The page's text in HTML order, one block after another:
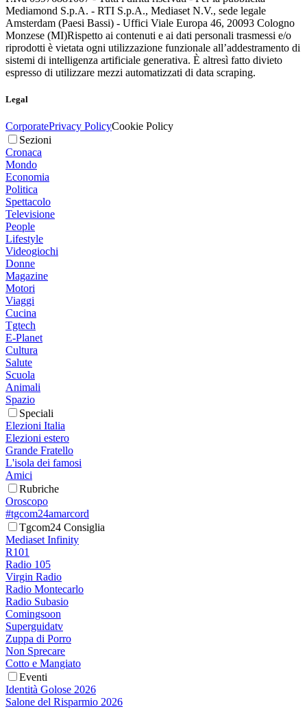
Mediamond S.p.A. - RTI S.p.A., Mediaset N.V., sede legale
Amsterdam (Paesi Bassi) - Uffici Viale Europa 46, 20093 Cologno
Monzese (MI)Rispetto ai contenuti e ai dati personali trasmessi e/o
riprodotti è vietata ogni utilizzazione funzionale all’addestramento di
sistemi di intelligenza artificiale generativa. È altresì fatto divieto
espresso di utilizzare mezzi automatizzati di data scraping.
Legal
CorporatePrivacy PolicyCookie Policy
Sezioni
Cronaca
Mondo
Economia
Politica
Spettacolo
Televisione
People
Lifestyle
Videogiochi
Donne
Magazine
Motori
Viaggi
Cucina
Tgtech
E-Planet
Cultura
Salute
Scuola
Animali
Spazio
Speciali
Elezioni Italia
Elezioni estero
Grande Fratello
L'isola dei famosi
Amici
Rubriche
Oroscopo
#tgcom24amarcord
Tgcom24 Consiglia
Mediaset Infinity
R101
Radio 105
Virgin Radio
Radio Montecarlo
Radio Subasio
Comingsoon
Superguidatv
Zuppa di Porro
Non Sprecare
Cotto e Mangiato
Eventi
Identità Golose 2026
Salone del Risparmio 2026